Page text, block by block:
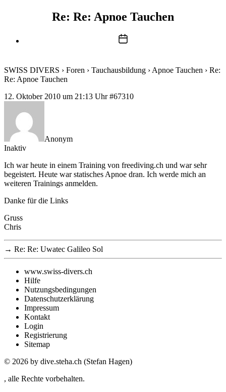
Re: Re: Apnoe Tauchen
Beitragsdatum
SWISS DIVERS › Foren › Tauchausbildung › Apnoe Tauchen › Re:
Re: Apnoe Tauchen
12. Oktober 2010 um 21:13 Uhr #67310
Anonym
Inaktiv
Ich war heute in einem Training von freediving.ch und war sehr
begeistert. Heute war statisches Apnoe dran. Ich werde mich an
weiteren Trainings anmelden.
Danke für die Links
Gruss
Chris
→ Re: Re: Uwatec Galileo Sol
www.swiss-divers.ch
Hilfe
Nutzungsbedingungen
Datenschutzerklärung
Impressum
Kontakt
Login
Registrierung
Sitemap
© 2026 by dive.steha.ch (Stefan Hagen)
, alle Rechte vorbehalten.